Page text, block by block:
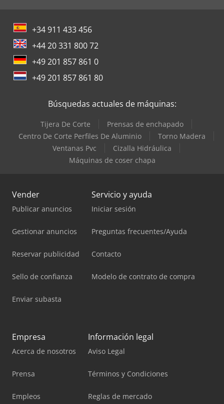
+34 911 433 456
+44 20 331 800 72
+49 201 857 861 0
+49 201 857 861 80
Búsquedas actuales de máquinas:
Tijera De Corte
Prensas de enchapado
Centro De Corte Perfiles De Aluminio
Torno Madera
Ventanas Pvc
Cizalla Hidráulica
Máquinas de coser chapa
Vender
Publicar anuncios
Gestionar anuncios
Reservar publicidad
Sello de confianza
Enviar subasta
Servicio y ayuda
Iniciar sesión
Preguntas frecuentes/Ayuda
Contacto
Modelo de contrato de compra
Empresa
Acerca de nosotros
Prensa
Empleos
Información legal
Aviso Legal
Términos y Condiciones
Reglas de mercado